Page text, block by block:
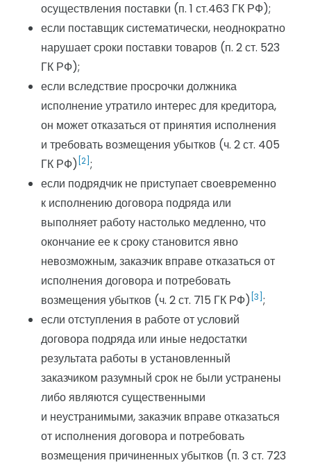
осуществления поставки (п. 1 ст.463 ГК РФ);
если поставщик систематически, неоднократно
нарушает сроки поставки товаров (п. 2 ст. 523
ГК РФ);
если вследствие просрочки должника
исполнение утратило интерес для кредитора,
он может отказаться от принятия исполнения
и требовать возмещения убытков (ч. 2 ст. 405
ГК РФ) [2] ;
если подрядчик не приступает своевременно
к исполнению договора подряда или
выполняет работу настолько медленно, что
окончание ее к сроку становится явно
невозможным, заказчик вправе отказаться от
исполнения договора и потребовать
возмещения убытков (ч. 2 ст. 715 ГК РФ) [3] ;
если отступления в работе от условий
договора подряда или иные недостатки
результата работы в установленный
заказчиком разумный срок не были устранены
либо являются существенными
и неустранимыми, заказчик вправе отказаться
от исполнения договора и потребовать
возмещения причиненных убытков (п. 3 ст. 723